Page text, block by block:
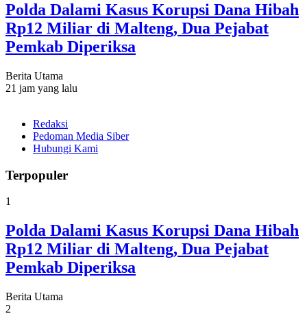
Polda Dalami Kasus Korupsi Dana Hibah
Rp12 Miliar di Malteng, Dua Pejabat
Pemkab Diperiksa
Berita Utama
21 jam yang lalu
Redaksi
Pedoman Media Siber
Hubungi Kami
Terpopuler
1
Polda Dalami Kasus Korupsi Dana Hibah
Rp12 Miliar di Malteng, Dua Pejabat
Pemkab Diperiksa
Berita Utama
2